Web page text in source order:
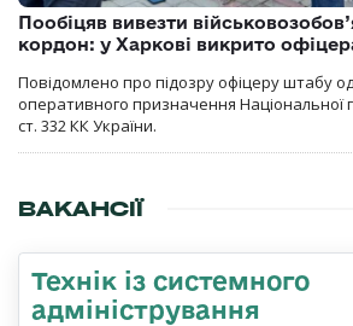
Пообіцяв вивезти
кордон: у Харкові викрито
Повідомлено про підозру офіцеру штабу
оперативного призначення Національної
ст. 332 КК України.
ВАКАНСІЇ
Технік із системного
адміністрування